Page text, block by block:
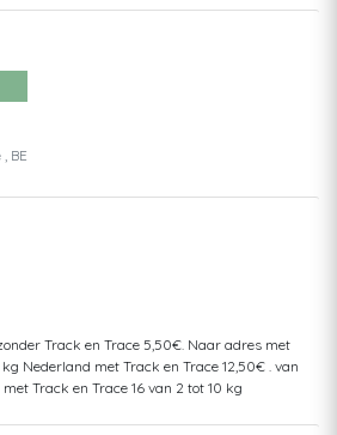
BE
Track en Trace 5,50€. Naar adres met
Nederland met Track en Trace 12,50€ . van
Track en Trace 16 van 2 tot 10 kg